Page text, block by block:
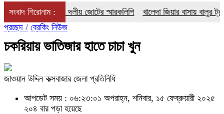
সংবাদ শিরোনাম :
প্রতিবাদে ১১ দলীয় জোটের স্মারকলিপি
খালেদা জিয়ার বাসায় বালুর ট্রাক:
প্রচ্ছদ / ব্রেকিং নিউজ
চকরিয়ায় ভাতিজার হাতে চাচা খুন
জাওয়ান উদ্দিন কক্সবাজার জেলা প্রতিনিধি
আপডেট সময় : ০৬:২৩:০১ অপরাহ্ন, শনিবার, ১৫ ফেব্রুয়ারী ২০২৫
২০৪ বার পড়া হয়েছে